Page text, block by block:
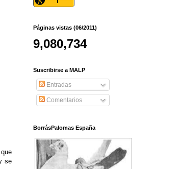
se
Páginas vistas (06/2011)
9,080,734
Suscribirse a MALP
Entradas
Comentarios
BorrásPalomas España